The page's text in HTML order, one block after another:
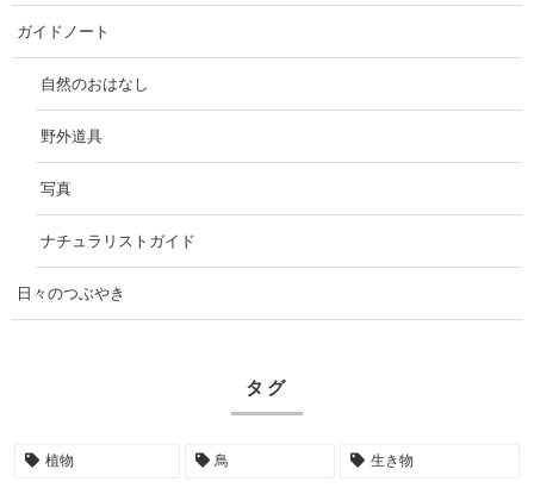
ガイドノート
自然のおはなし
野外道具
写真
ナチュラリストガイド
日々のつぶやき
タグ
植物 鳥 生き物